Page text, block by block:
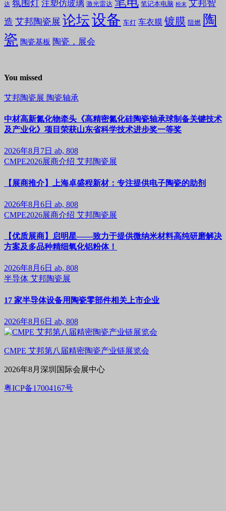
达 氛围灯 注塑仿玻璃 激光雷达 笔记本电脑 粉末 艾邦智
造 艾邦陶瓷展 论坛设备 车灯 车衣膜 镀膜 阻燃 陶
瓷 陶瓷基板 陶瓷，展会
You missed
艾邦陶瓷展 陶瓷轴承
中材高新氮化物牵头《高精密氮化硅陶瓷轴承球制备关键技术
及产业化》项目荣获山东省科学技术进步奖一等奖
2026年8月7日 ab, 808
CMPE2026展商介绍 艾邦陶瓷展
【展商推介】上海卓盛程新材：专注提供电子陶瓷的助剂
2026年8月6日 ab, 808
CMPE2026展商介绍 艾邦陶瓷展
【优质展商】启明星——致力于提供微纳米材料高纯研磨解决
方案及多品种精细氧化铝粉体！
2026年8月6日 ab, 808
半导体 艾邦陶瓷展
17 家半导体设备用陶瓷零部件相关上市企业
2026年8月6日 ab, 808
CMPE 艾邦第八届精密陶瓷产业链展览会
2026年8月深圳国际会展中心
粤ICP备17004167号